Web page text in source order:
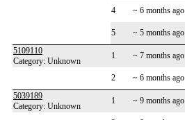
4 ~ 6 months ago
5 ~ 5 months ago
5109110
Category: Unknown
1 ~ 7 months ago
2 ~ 6 months ago
5039189
Category: Unknown
1 ~ 9 months ago